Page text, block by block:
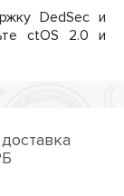
DedSec и
ctOS 2.0 и